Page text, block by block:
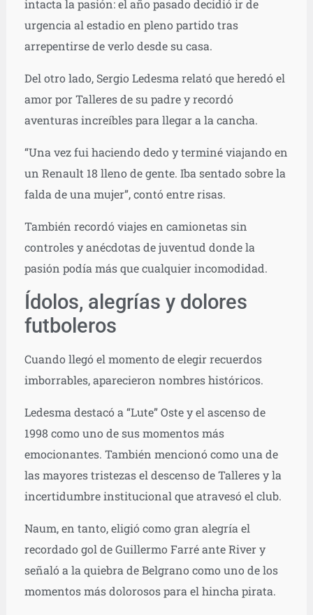
intacta la pasión: el año pasado decidió ir de
urgencia al estadio en pleno partido tras
arrepentirse de verlo desde su casa.
Del otro lado, Sergio Ledesma relató que heredó el
amor por Talleres de su padre y recordó
aventuras increíbles para llegar a la cancha.
“Una vez fui haciendo dedo y terminé viajando en
un Renault 18 lleno de gente. Iba sentado sobre la
falda de una mujer”, contó entre risas.
También recordó viajes en camionetas sin
controles y anécdotas de juventud donde la
pasión podía más que cualquier incomodidad.
Ídolos, alegrías y dolores
futboleros
Cuando llegó el momento de elegir recuerdos
imborrables, aparecieron nombres históricos.
Ledesma destacó a “Lute” Oste y el ascenso de
1998 como uno de sus momentos más
emocionantes. También mencionó como una de
las mayores tristezas el descenso de Talleres y la
incertidumbre institucional que atravesó el club.
Naum, en tanto, eligió como gran alegría el
recordado gol de Guillermo Farré ante River y
señaló a la quiebra de Belgrano como uno de los
momentos más dolorosos para el hincha pirata.